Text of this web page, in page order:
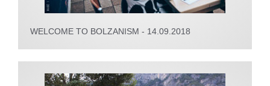
WELCOME TO BOLZANISM - 14.09.2018